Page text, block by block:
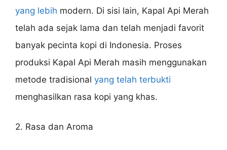
yang lebih modern. Di sisi lain, Kapal Api Merah
telah ada sejak lama dan telah menjadi favorit
banyak pecinta kopi di Indonesia. Proses
produksi Kapal Api Merah masih menggunakan
metode tradisional yang telah terbukti
menghasilkan rasa kopi yang khas.
2. Rasa dan Aroma